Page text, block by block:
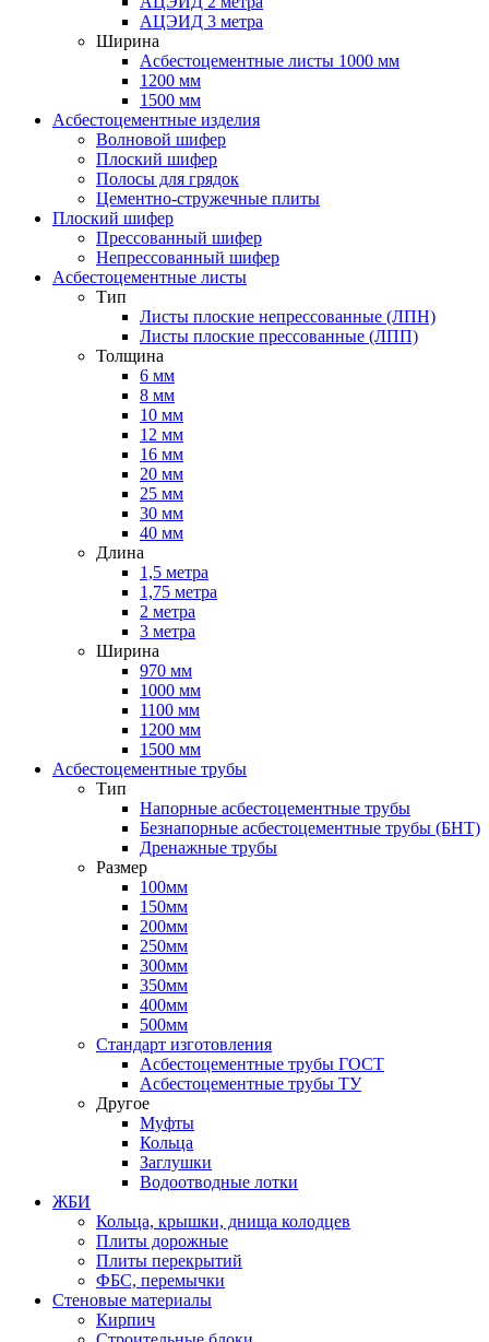
АЦЭИД 3 метра
Ширина
Асбестоцементные листы 1000 мм
1200 мм
1500 мм
Асбестоцементные изделия
Волновой шифер
Плоский шифер
Полосы для грядок
Цементно-стружечные плиты
Плоский шифер
Прессованный шифер
Непрессованный шифер
Асбестоцементные листы
Тип
Листы плоские непрессованные (ЛПН)
Листы плоские прессованные (ЛПП)
Толщина
6 мм
8 мм
10 мм
12 мм
16 мм
20 мм
25 мм
30 мм
40 мм
Длина
1,5 метра
1,75 метра
2 метра
3 метра
Ширина
970 мм
1000 мм
1100 мм
1200 мм
1500 мм
Асбестоцементные трубы
Тип
Напорные асбестоцементные трубы
Безнапорные асбестоцементные трубы (БНТ)
Дренажные трубы
Размер
100мм
150мм
200мм
250мм
300мм
350мм
400мм
500мм
Стандарт изготовления
Асбестоцементные трубы ГОСТ
Асбестоцементные трубы ТУ
Другое
Муфты
Кольца
Заглушки
Водоотводные лотки
ЖБИ
Кольца, крышки, днища колодцев
Плиты дорожные
Плиты перекрытий
ФБС, перемычки
Стеновые материалы
Кирпич